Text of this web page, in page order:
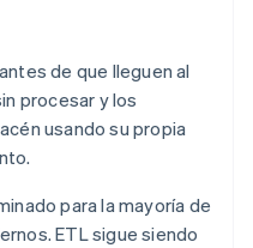
de que lleguen al
procesar y los
usando su propia
para la mayoría de
ETL sigue siendo